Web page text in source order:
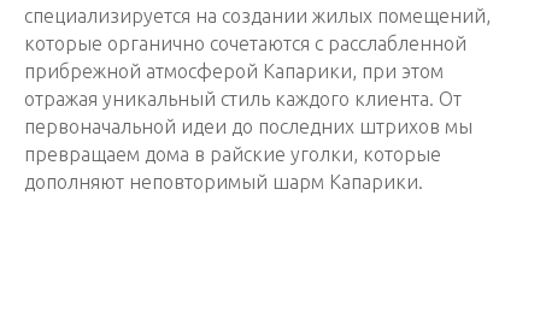
специализируется на создании жилых помещений,
которые органично сочетаются с расслабленной
прибрежной атмосферой Капарики, при этом
отражая уникальный стиль каждого клиента. От
первоначальной идеи до последних штрихов мы
превращаем дома в райские уголки, которые
дополняют неповторимый шарм Капарики.